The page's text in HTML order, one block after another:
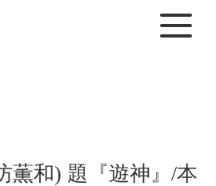
薫和) 題『遊神』/本